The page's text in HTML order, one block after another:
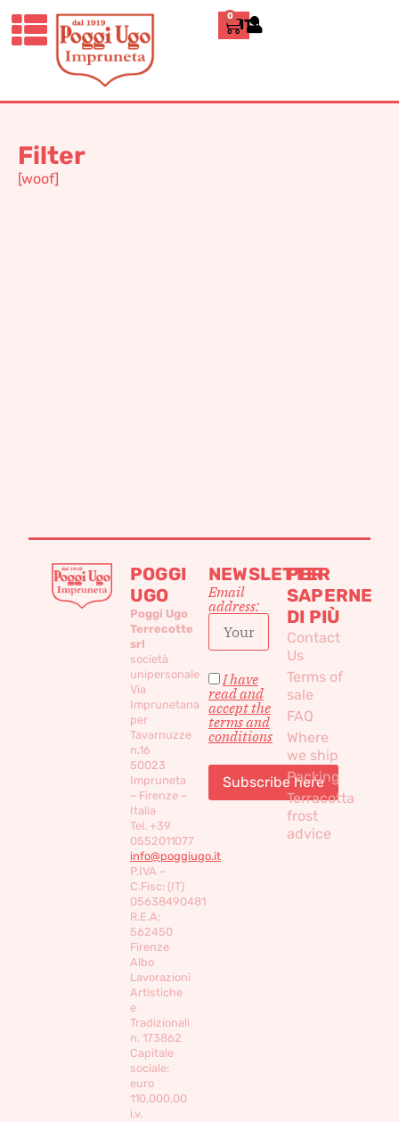
0 ITALIANO
Home Decorative Panel
Decorative Panel
Filter
[woof]
POGGI
UGO
Poggi Ugo
Terrecotte
srl
società
unipersonale
Via
Imprunetana
per
Tavarnuzze
n.16
50023
Impruneta
– Firenze –
Italia
Tel. +39
0552011077
info@poggiugo.it
P.IVA –
C.Fisc: (IT)
05638490481
R.E.A:
562450
Firenze
Albo
Lavorazioni
Artistiche
e
Tradizionali
n. 173862
Capitale
sociale:
euro
110,000,00
i.v.
NEWSLETTER
Email
address:
I have
read and
accept the
terms and
conditions
PER
SAPERNE
DI PIÙ
Contact
Us
Terms of
sale
FAQ
Where
we ship
Packing
Terracotta
frost
advice